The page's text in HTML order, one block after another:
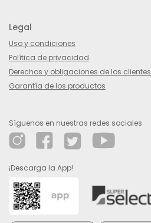
Legal
Uso y condiciones
Política de privacidad
Derechos y obligaciones de los clientes
Garantía de los productos
Síguenos en nuestras redes sociales
¡Descarga la App!